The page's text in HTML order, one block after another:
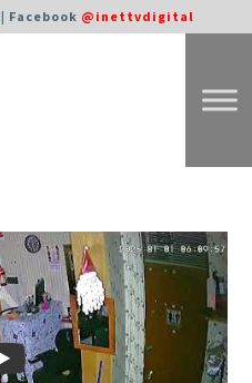
| Facebook @inettvdigital